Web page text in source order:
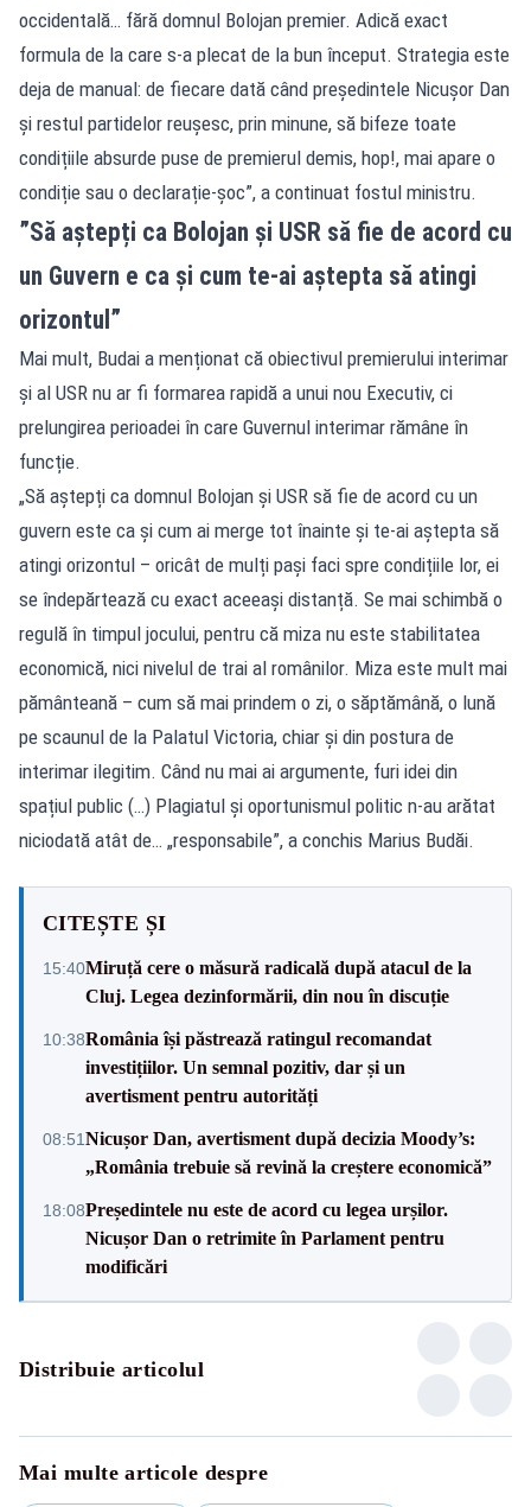
occidentală… fără domnul Bolojan premier. Adică exact
formula de la care s-a plecat de la bun început. Strategia este
deja de manual: de fiecare dată când președintele Nicușor Dan
și restul partidelor reușesc, prin minune, să bifeze toate
condițiile absurde puse de premierul demis, hop!, mai apare o
condiție sau o declarație-șoc”, a continuat fostul ministru.
”Să aștepți ca Bolojan și USR să fie de acord cu
un Guvern e ca și cum te-ai aștepta să atingi
orizontul”
Mai mult, Budai a menționat că obiectivul premierului interimar
și al USR nu ar fi formarea rapidă a unui nou Executiv, ci
prelungirea perioadei în care Guvernul interimar rămâne în
funcție.
„Să aștepți ca domnul Bolojan și USR să fie de acord cu un
guvern este ca și cum ai merge tot înainte și te-ai aștepta să
atingi orizontul – oricât de mulți pași faci spre condițiile lor, ei
se îndepărtează cu exact aceeași distanță. Se mai schimbă o
regulă în timpul jocului, pentru că miza nu este stabilitatea
economică, nici nivelul de trai al românilor. Miza este mult mai
pământeană – cum să mai prindem o zi, o săptămână, o lună
pe scaunul de la Palatul Victoria, chiar și din postura de
interimar ilegitim. Când nu mai ai argumente, furi idei din
spațiul public (…) Plagiatul și oportunismul politic n-au arătat
niciodată atât de… „responsabile”, a conchis Marius Budăi.
CITEȘTE ȘI
15:40Miruță cere o măsură radicală după atacul de la
Cluj. Legea dezinformării, din nou în discuție
10:38România își păstrează ratingul recomandat
investițiilor. Un semnal pozitiv, dar și un
avertisment pentru autorități
08:51Nicușor Dan, avertisment după decizia Moody’s:
„România trebuie să revină la creștere economică”
18:08Președintele nu este de acord cu legea urșilor.
Nicușor Dan o retrimite în Parlament pentru
modificări
Distribuie articolul
Mai multe articole despre